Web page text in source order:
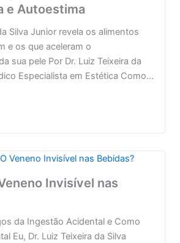
e Autoestima
Silva Junior revela os alimentos
e os que aceleram o
sua pele Por Dr. Luiz Teixeira da
Especialista em Estética Como...
Invisível nas
da Ingestão Acidental e Como
Eu, Dr. Luiz Teixeira da Silva